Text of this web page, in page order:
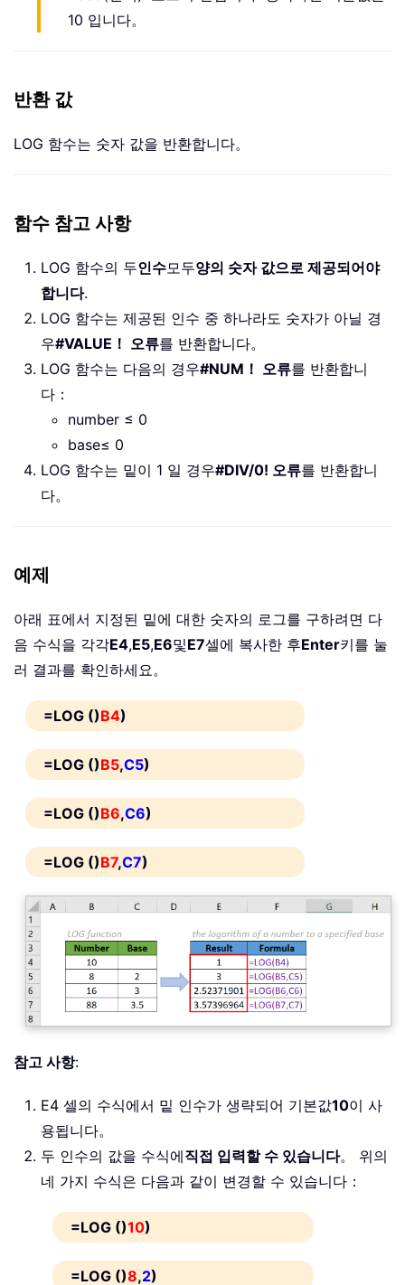
10 입니다。
반환 값
LOG 함수는 숫자 값을 반환합니다。
함수 참고 사항
LOG 함수의 두인수모두양의 숫자 값으로 제공되어야
합니다.
LOG 함수는 제공된 인수 중 하나라도 숫자가 아닐 경
우#VALUE！ 오류를 반환합니다。
LOG 함수는 다음의 경우#NUM！ 오류를 반환합니
다：
number ≤ 0
base≤ 0
LOG 함수는 밑이 1 일 경우#DIV/0! 오류를 반환합니
다。
예제
아래 표에서 지정된 밑에 대한 숫자의 로그를 구하려면 다
음 수식을 각각E4,E5,E6및E7셀에 복사한 후Enter키를 눌
러 결과를 확인하세요。
=LOG ()B4)
=LOG ()B5,C5)
=LOG ()B6,C6)
=LOG ()B7,C7)
참고 사항:
E4 셀의 수식에서 밑 인수가 생략되어 기본값10이 사
용됩니다。
두 인수의 값을 수식에직접 입력할 수 있습니다。 위의
네 가지 수식은 다음과 같이 변경할 수 있습니다：
=LOG ()10)
=LOG ()8,2)